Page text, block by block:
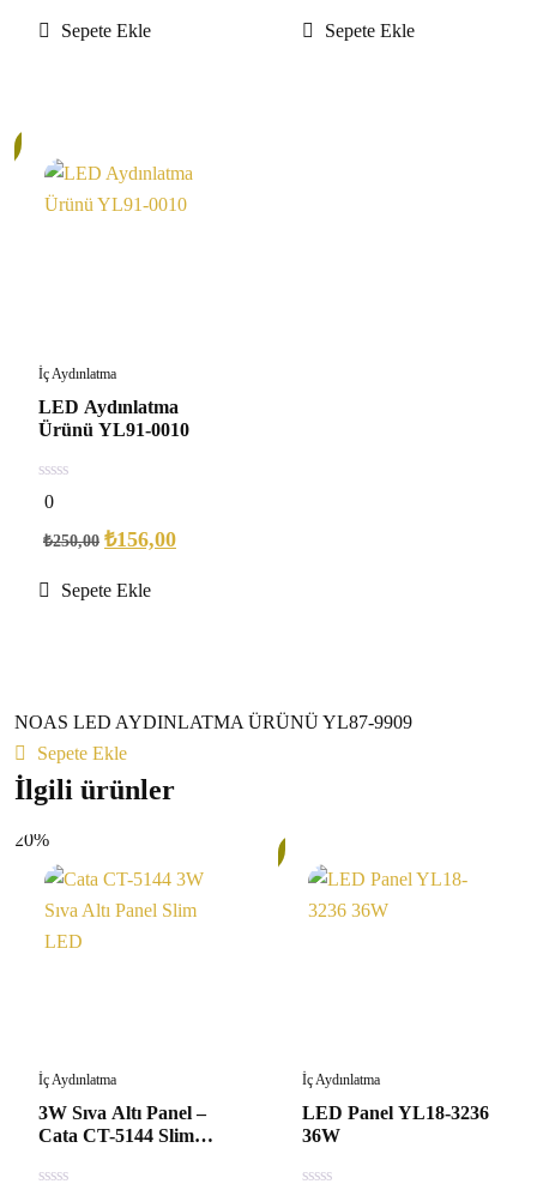
Sepete Ekle Sepete Ekle
İç Aydınlatma
LED Aydınlatma
Ürünü YL91-0010
0
out
5
0
₺250,00 ₺156,00
Sepete Ekle
NOAS LED AYDINLATMA ÜRÜNÜ YL87-9909
Sepete Ekle
İlgili ürünler
20%
İç Aydınlatma
3W Sıva Altı Panel –
Cata CT-5144 Slim
İç Aydınlatma
LED Panel YL18-3236
36W